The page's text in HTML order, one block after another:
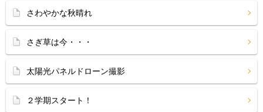
さわやかな秋晴れ
さぎ草は今・・・
太陽光パネルドローン撮影
２学期スタート！